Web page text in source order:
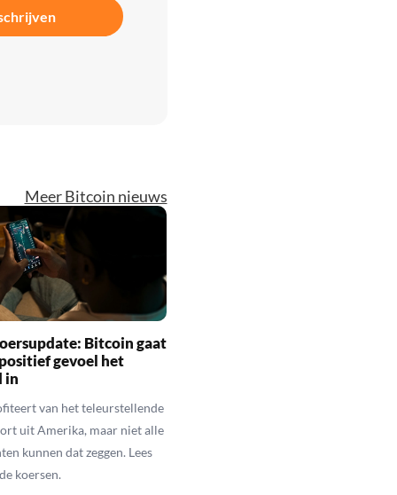
Meer Bitcoin nieuws
Bitcoin gaat
gevoel het
in
van het teleurstellende
uit Amerika, maar niet alle
kunnen dat zeggen. Lees
koersen.